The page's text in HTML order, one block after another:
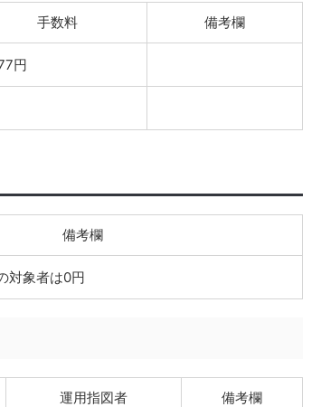
手数料 備考欄
円
備考欄
対象者は0円
運用指図者 備考欄